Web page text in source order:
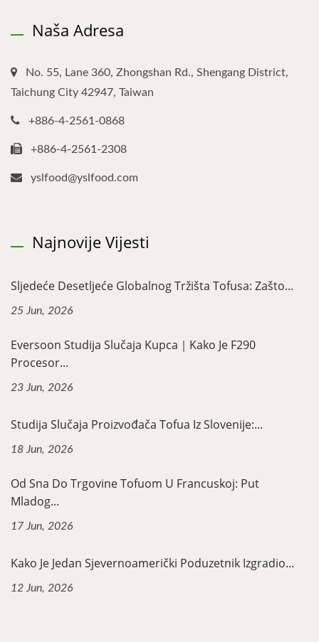
Naša Adresa
No. 55, Lane 360, Zhongshan Rd., Shengang District,
Taichung City 42947, Taiwan
+886-4-2561-0868
+886-4-2561-2308
yslfood@yslfood.com
Najnovije Vijesti
Sljedeće Desetljeće Globalnog Tržišta Tofusa: Zašto...
25 Jun, 2026
Eversoon Studija Slučaja Kupca｜Kako Je F290
Procesor...
23 Jun, 2026
Studija Slučaja Proizvođača Tofua Iz Slovenije:...
18 Jun, 2026
Od Sna Do Trgovine Tofuom U Francuskoj: Put
Mladog...
17 Jun, 2026
Kako Je Jedan Sjevernoamerički Poduzetnik Izgradio...
12 Jun, 2026